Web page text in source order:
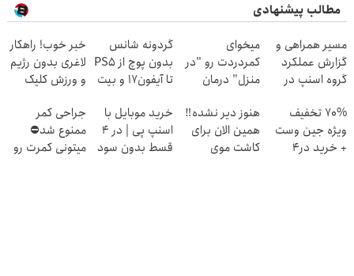
مطالب پیشنهادی
مسیر همراهی و
گزارش عملکرد
گروه اسنپ در
میخوای
کمردردت رو "در
منزل" درمان
◂پرسش‌نامه)
گردونه شانس
بدون پوچ از PS5
تا آیفون17 و بیت
خبر خوب! راهکار
لاغری بدون رژیم
و ورزش کلیک
سفارش با
تخفیف
70% تخفیف
ویژه جین وست
+ خرید در4
هنوز دیر نشده‼️
همین الان برای
کاشت موی
خرید موبایل با
اسنپ پی | در ۴
قسط بدون سود
جراحی کمر
ممنوع شد⛔
میتونی کمرت رو